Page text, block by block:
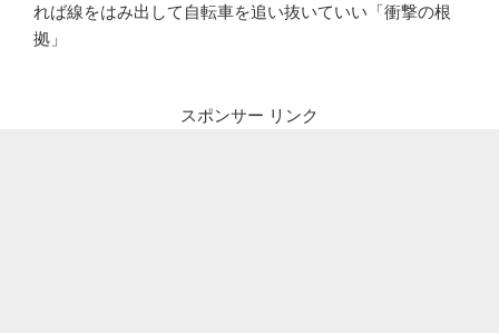
れば線をはみ出して自転車を追い抜いていい「衝撃の根
拠」
スポンサー リンク